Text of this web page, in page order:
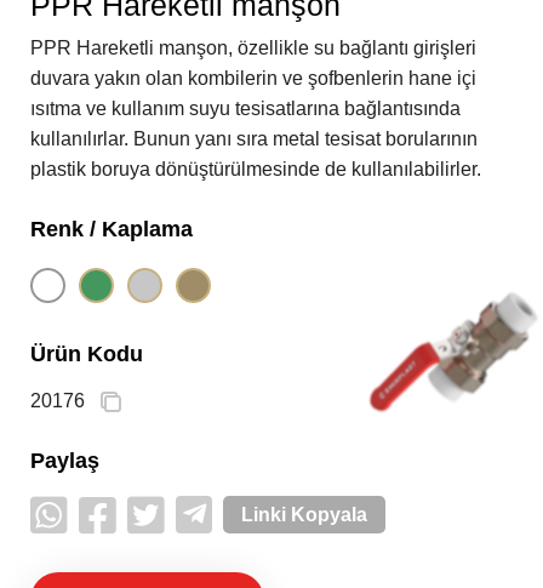
PPR Hareketli manşon, özellikle su bağlantı girişleri
duvara yakın olan kombilerin ve şofbenlerin hane içi
ısıtma ve kullanım suyu tesisatlarına bağlantısında
kullanılırlar. Bunun yanı sıra metal tesisat borularının
plastik boruya dönüştürülmesinde de kullanılabilirler.
Renk / Kaplama
Ürün Kodu
20176
Paylaş
Linki Kopyala